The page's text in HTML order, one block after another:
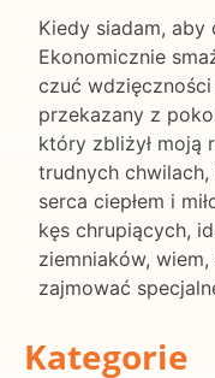
Kiedy siadam,
Ekonomicznie
czuć
przekazany z
który zbliżył moją
trudnych chwilach,
serca ciepłem i
kęs chrupiących,
ziemniaków,
zajmować
Kategorie